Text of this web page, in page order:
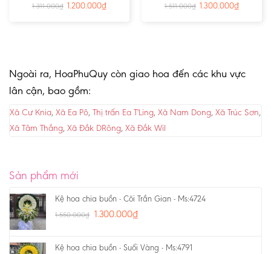
1.311.000₫ 1.200.000₫ 1.511.000₫ 1.300.000₫
Ngoài ra, HoaPhuQuy còn giao hoa đến các khu vực
lân cận, bao gồm:
Xã Cư Knia, Xã Ea Pô, Thị trấn Ea T'Ling, Xã Nam Dong, Xã Trúc Sơn,
Xã Tâm Thắng, Xã Đắk DRông, Xã Đắk Wil
Sản phẩm mới
Kệ hoa chia buồn - Cõi Trần Gian - Ms:4724
1.550.000₫ 1.300.000₫
Kệ hoa chia buồn - Suối Vàng - Ms:4791